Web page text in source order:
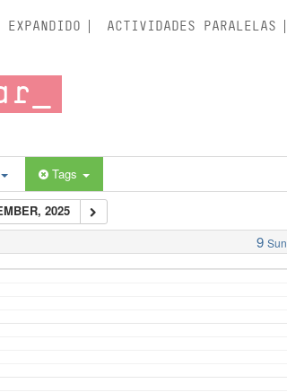
EXPANDIDO ACTIVIDADES PARALELAS
Tags
2025
9 Sun